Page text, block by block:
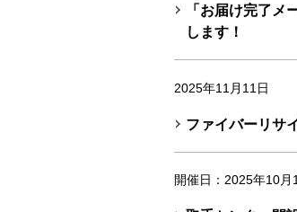
「お届け完了メ
します！
2025年11月11日
ファイバーリサ
開催日：2025年10月